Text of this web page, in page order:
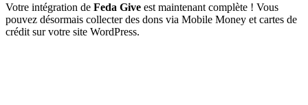
Votre intégration de Feda Give est maintenant complète ! Vous
pouvez désormais collecter des dons via Mobile Money et cartes de
crédit sur votre site WordPress.